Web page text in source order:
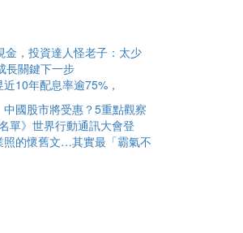
金，投資達人怪老子：太少
長關鍵下一步
10年配息率逾75%，
國股市將受惠？5重點觀察
單》世界行動通訊大會登
照的懷舊文…其實最「霸氣不